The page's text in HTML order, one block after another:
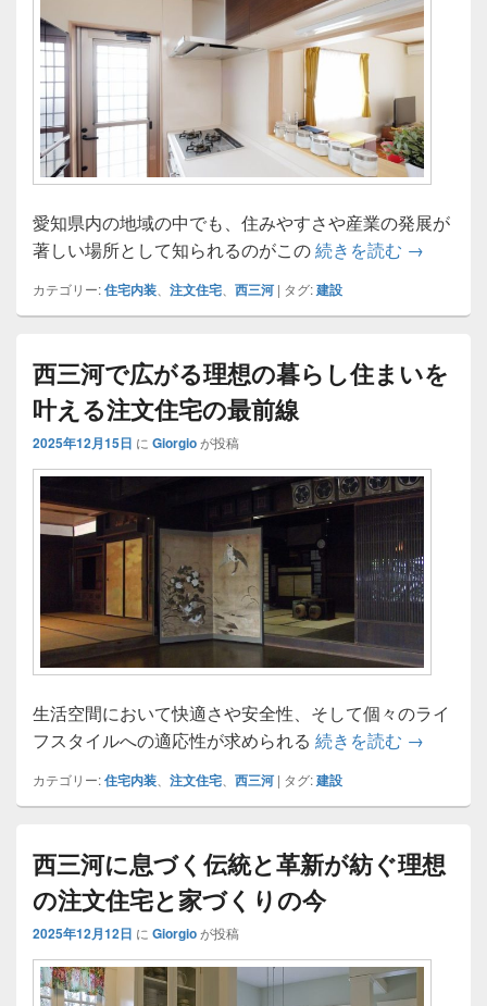
愛知県内の地域の中でも、住みやすさや産業の発展が
著しい場所として知られるのがこの続きを読む ものづく
→
カテゴリー:住宅内装 注文住宅 西三河 | タグ:建設
西三河で広がる理想の暮らし住まいを
叶える注文住宅の最前線
2025年12月15日 に Giorgioが投稿
生活空間において快適さや安全性、そして個々のライ
フスタイルへの適応性が求められる 続きを読む 西三河で
→
カテゴリー:住宅内装 注文住宅 西三河 | タグ:建設
西三河に息づく伝統と革新が紡ぐ理想
の注文住宅と家づくりの今
2025年12月12日 に Giorgioが投稿